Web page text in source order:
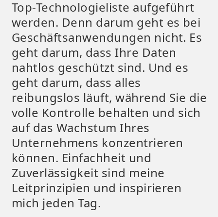
Top-Technologieliste aufgeführt
werden. Denn darum geht es bei
Geschäftsanwendungen nicht. Es
geht darum, dass Ihre Daten
nahtlos geschützt sind. Und es
geht darum, dass alles
reibungslos läuft, während Sie die
volle Kontrolle behalten und sich
auf das Wachstum Ihres
Unternehmens konzentrieren
können. Einfachheit und
Zuverlässigkeit sind meine
Leitprinzipien und inspirieren
mich jeden Tag.